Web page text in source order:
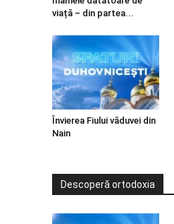
viață – din partea...
Învierea Fiului văduvei din
Nain
Descoperă ortodoxia